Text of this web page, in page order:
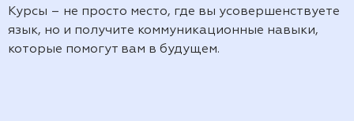
Курсы – не просто место, где вы усовершенствуете
язык, но и получите коммуникационные навыки,
которые помогут вам в будущем.